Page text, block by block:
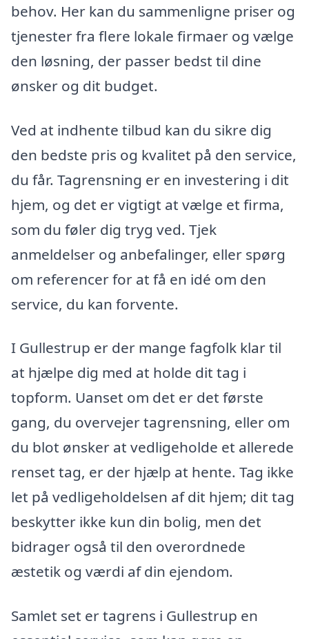
behov. Her kan du sammenligne priser og
tjenester fra flere lokale firmaer og vælge
den løsning, der passer bedst til dine
ønsker og dit budget.
Ved at indhente tilbud kan du sikre dig
den bedste pris og kvalitet på den service,
du får. Tagrensning er en investering i dit
hjem, og det er vigtigt at vælge et firma,
som du føler dig tryg ved. Tjek
anmeldelser og anbefalinger, eller spørg
om referencer for at få en idé om den
service, du kan forvente.
I Gullestrup er der mange fagfolk klar til
at hjælpe dig med at holde dit tag i
topform. Uanset om det er det første
gang, du overvejer tagrensning, eller om
du blot ønsker at vedligeholde et allerede
renset tag, er der hjælp at hente. Tag ikke
let på vedligeholdelsen af dit hjem; dit tag
beskytter ikke kun din bolig, men det
bidrager også til den overordnede
æstetik og værdi af din ejendom.
Samlet set er tagrens i Gullestrup en